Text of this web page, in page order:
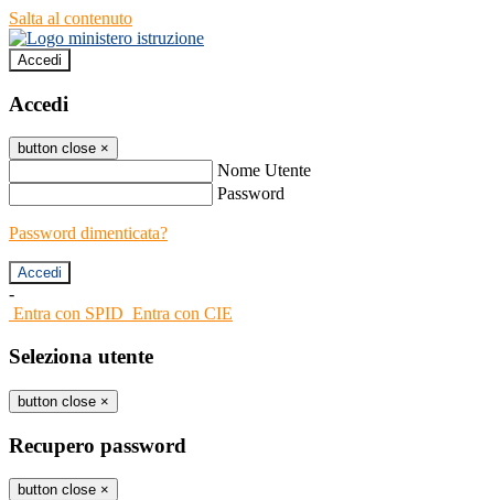
Salta al contenuto
Accedi
Accedi
button close ×
Nome Utente
Password
Password dimenticata?
-
Entra con SPID Entra con CIE
Seleziona utente
button close ×
Recupero password
button close ×